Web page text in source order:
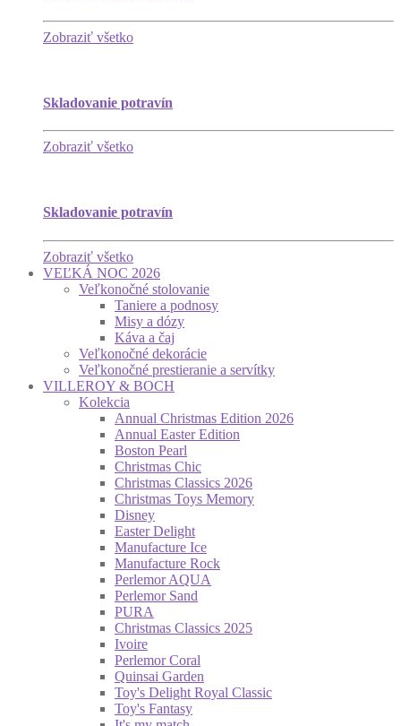
Zobraziť všetko
Skladovanie potravín
Zobraziť všetko
Skladovanie potravín
Zobraziť všetko
VEĽKÁ NOC 2026
Veľkonočné stolovanie
Taniere a podnosy
Misy a dózy
Káva a čaj
Veľkonočné dekorácie
Veľkonočné prestieranie a servítky
VILLEROY & BOCH
Kolekcia
Annual Christmas Edition 2026
Annual Easter Edition
Boston Pearl
Christmas Chic
Christmas Classics 2026
Christmas Toys Memory
Disney
Easter Delight
Manufacture Ice
Manufacture Rock
Perlemor AQUA
Perlemor Sand
PURA
Christmas Classics 2025
Ivoire
Perlemor Coral
Quinsai Garden
Toy's Delight Royal Classic
Toy's Fantasy